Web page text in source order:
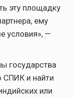
эту площадку
ему
условия», —
государства
СПИК и найти
или